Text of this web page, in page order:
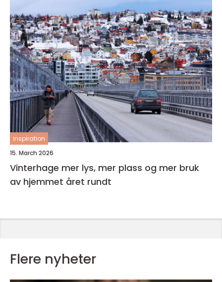
inspiration
15. March 2026
Vinterhage mer lys, mer plass og mer bruk
av hjemmet året rundt
Flere nyheter